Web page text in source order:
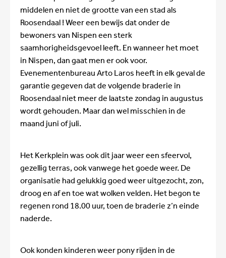
middelen en niet de grootte van een stad als
Roosendaal ! Weer een bewijs dat onder de
bewoners van Nispen een sterk
saamhorigheidsgevoel leeft. En wanneer het moet
in Nispen, dan gaat men er ook voor.
Evenementenbureau Arto Laros heeft in elk geval de
garantie gegeven dat de volgende braderie in
Roosendaal niet meer de laatste zondag in augustus
wordt gehouden. Maar dan wel misschien in de
maand juni of juli.
Het Kerkplein was ook dit jaar weer een sfeervol,
gezellig terras, ook vanwege het goede weer. De
organisatie had gelukkig goed weer uitgezocht, zon,
droog en af en toe wat wolken velden. Het begon te
regenen rond 18.00 uur, toen de braderie z’n einde
naderde.
Ook konden kinderen weer pony rijden in de